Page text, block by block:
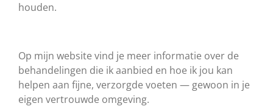
houden.
Op mijn website vind je meer informatie over de
behandelingen die ik aanbied en hoe ik jou kan
helpen aan fijne, verzorgde voeten — gewoon in je
eigen vertrouwde omgeving.